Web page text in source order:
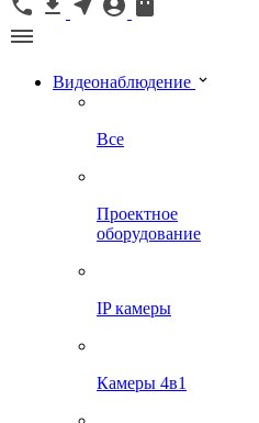
Видеонаблюдение
Все
Проектное
оборудование
IP камеры
Камеры 4в1